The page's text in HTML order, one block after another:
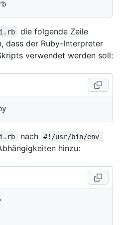
die folgende Zeile
dass der Ruby-Interpreter
verwendet werden soll:
nach
#!/usr/bin/env
hinzu: